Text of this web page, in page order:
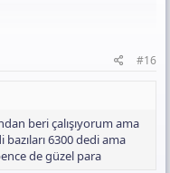
#16
beri çalışıyorum ama
bazıları 6300 dedi ama
de güzel para